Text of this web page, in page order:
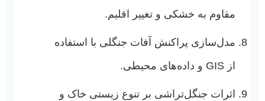
مقاوم به خشکی و تغییر اقلیم.
مدل‌سازی پراکنش آفات جنگلی با استفاده
از GIS و داده‌های محیطی.
اثرات جنگل‌تراشی بر تنوع زیستی خاک و